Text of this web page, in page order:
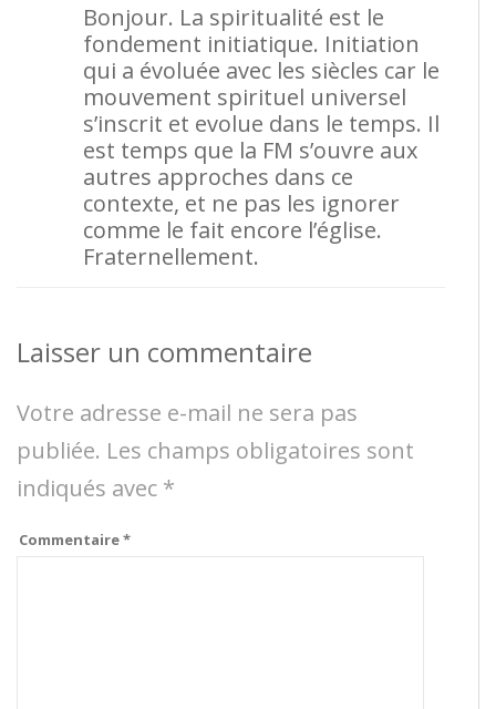
Bonjour. La spiritualité est le
fondement initiatique. Initiation
qui a évoluée avec les siècles car le
mouvement spirituel universel
s’inscrit et evolue dans le temps. Il
est temps que la FM s’ouvre aux
autres approches dans ce
contexte, et ne pas les ignorer
comme le fait encore l’église.
Fraternellement.
Laisser un commentaire
Votre adresse e-mail ne sera pas
publiée. Les champs obligatoires sont
indiqués avec *
Commentaire*